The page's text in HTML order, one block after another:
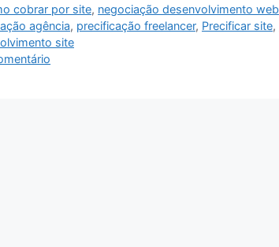
cobrar por site, negociação desenvolvimento web
agência, precificação freelancer, Precificar site,
site